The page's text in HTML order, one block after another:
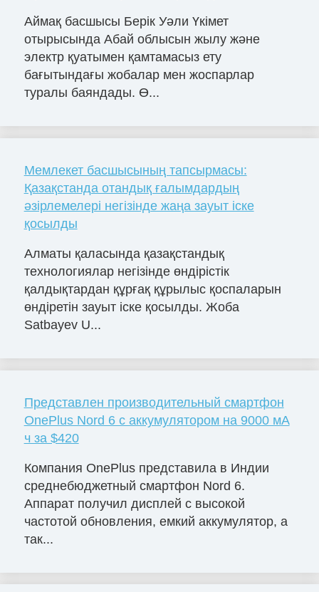
Аймақ басшысы Берік Уәли Үкімет
отырысында Абай облысын жылу және
электр қуатымен қамтамасыз ету
бағытындағы жобалар мен жоспарлар
туралы баяндады. Ө...
Мемлекет басшысының тапсырмасы:
Қазақстанда отандық ғалымдардың
әзірлемелері негізінде жаңа зауыт іске
қосылды
Алматы қаласында қазақстандық
технологиялар негізінде өндірістік
қалдықтардан құрғақ құрылыс қоспаларын
өндіретін зауыт іске қосылды. Жоба
Satbayev U...
Представлен производительный смартфон
OnePlus Nord 6 с аккумулятором на 9000 мА
ч за $420
Компания OnePlus представила в Индии
среднебюджетный смартфон Nord 6.
Аппарат получил дисплей с высокой
частотой обновления, емкий аккумулятор, а
так...